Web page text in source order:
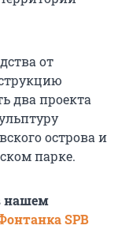
от
два проекта
острова и
парке.
нашем
SPB